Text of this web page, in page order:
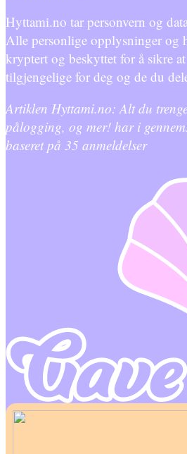
Hyttami.no tar personvern og
Alle personlige opplysninger og
kryptert og beskyttet for å sikre
tilgjengelige for deg og de du
Artiklen Hyttami.no: Alt du
pålogging, og mer! har i
baseret på 35 anmeldelser